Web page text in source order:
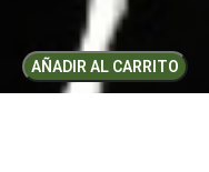
AÑADIR AL CARRITO